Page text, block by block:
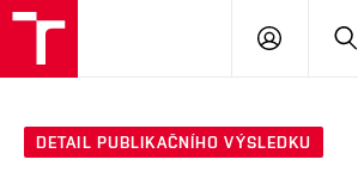
PŘIHLÁSIT
DETAIL PUBLIKAČNÍHO VÝSLEDKU